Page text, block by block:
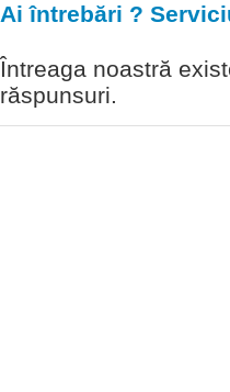
Ai întrebări ?
Întreaga noastră
răspunsuri.